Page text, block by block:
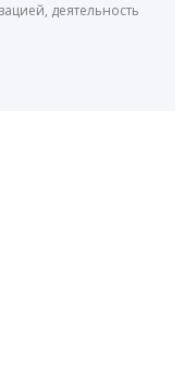
деятельность